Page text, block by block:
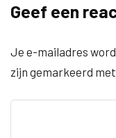
Geef een
Je e-mailadres
zijn gemarkeerd met